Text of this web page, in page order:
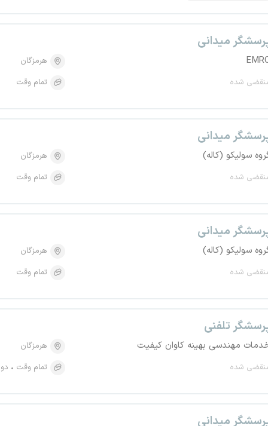
میدانی
شده
هرمزگان
تمام وقت
میدانی
سولیکو (کاله)
شده
هرمزگان
تمام وقت
میدانی
سولیکو (کاله)
شده
هرمزگان
تمام وقت
تلفنی
مهندسی بهینه کاوان کیفیت
شده
هرمزگان
تمام وقت
میدانی